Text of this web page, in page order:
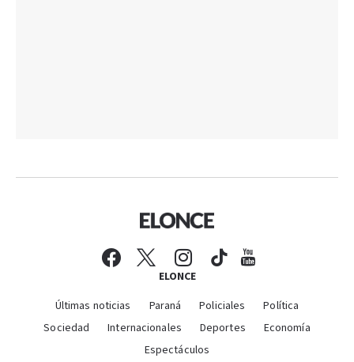
ELONCE
Últimas noticias Paraná Policiales
Política
Sociedad
Internacionales Deportes
Economía
Espectáculos